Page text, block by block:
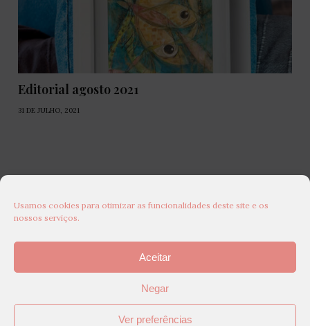
Usamos cookies para otimizar as funcionalidades deste site e os
nossos serviços.
Aceitar
Negar
Ver preferências
Editorial agosto 2021
31 DE JULHO, 2021